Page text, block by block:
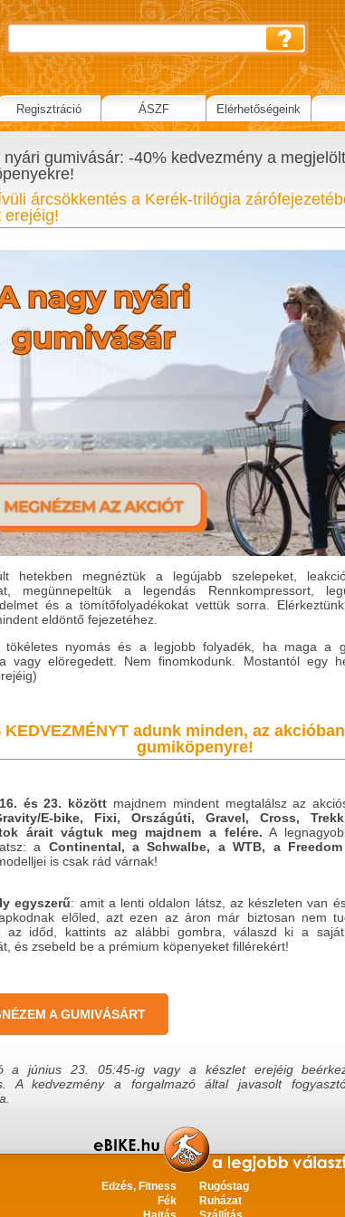
nyári gumivásár: -40% kedvezmény a megjelölt
árcsökkentés a Kerék-trilógia
erejéig!
hetekben megnéztük a legújabb szelepeket,
megünnepeltük a legendás Rennkompressort,
és a tömítőfolyadékokat vettük sorra.
eldöntő fejezetéhez.
tökéletes nyomás és a legjobb folyadék, ha maga a
vagy elöregedett. Nem finomkodunk. Mostantól egy
KEDVEZMÉNYT adunk minden, az
gumiköpenyre!
és 23. között majdnem mindent megtalálsz az
E-bike, Fixi, Országúti, Gravel, Cross,
árait vágtuk meg majdnem a felére. A
a Continental, a Schwalbe, a WTB, a
is csak rád várnak!
egyszerű: amit a lenti oldalon látsz, az készleten van
előled, azt ezen az áron már biztosan nem
az időd, kattints az alábbi gombra, válaszd ki a
és zsebeld be a prémium köpenyeket fillérekért!
A GUMIVÁSÁRT
a június 23. 05:45-ig vagy a készlet erejéig
A kedvezmény a forgalmazó által javasolt
Regisztráció ÁSZF Elérhetőségeink
Edzés, Fitness
Fék
Rugóstag
Ruházat